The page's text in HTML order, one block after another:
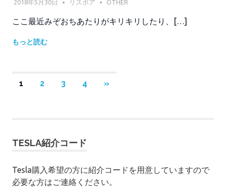
2018年5月30日 リスボア OTHER
ここ最近みぞおちあたりがキリキリしたり、[…]
もっと読む
投
ペ
ジ
1 2 3 4
次
»
TESLA紹介コード
Tesla購入希望の方に紹介コードを用意していますので
必要な方はご連絡ください。